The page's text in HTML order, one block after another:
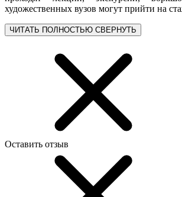
художественных вузов могут прийти на
ЧИТАТЬ ПОЛНОСТЬЮ СВЕРНУТЬ
Оставить отзыв